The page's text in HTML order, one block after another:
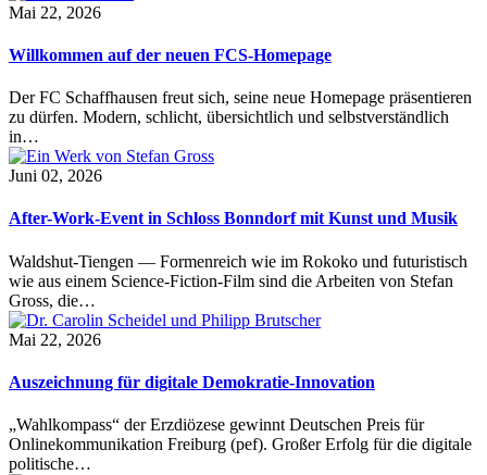
Mai 22, 2026
Willkommen auf der neuen FCS-Homepage
Der FC Schaffhausen freut sich, seine neue Homepage präsentieren
zu dürfen. Modern, schlicht, übersichtlich und selbstverständlich
in…
Juni 02, 2026
After-Work-Event in Schloss Bonndorf mit Kunst und Musik
Waldshut-Tiengen — Formenreich wie im Rokoko und futuristisch
wie aus einem Science-Fiction-Film sind die Arbeiten von Stefan
Gross, die…
Mai 22, 2026
Auszeichnung für digitale Demokratie-Innovation
„Wahlkompass“ der Erzdiözese gewinnt Deutschen Preis für
Onlinekommunikation Freiburg (pef). Großer Erfolg für die digitale
politische…